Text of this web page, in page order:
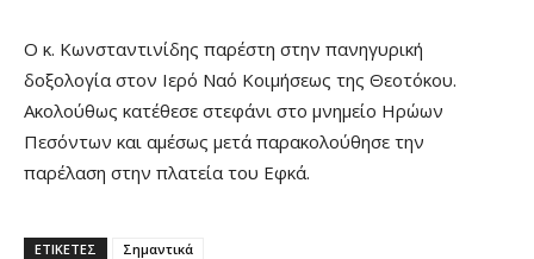
Ο κ. Κωνσταντινίδης παρέστη στην πανηγυρική
δοξολογία στον Ιερό Ναό Κοιμήσεως της Θεοτόκου.
Ακολούθως κατέθεσε στεφάνι στο μνημείο Ηρώων
Πεσόντων και αμέσως μετά παρακολούθησε την
παρέλαση στην πλατεία του Εφκά.
ΕΤΙΚΕΤΕΣ Σημαντικά